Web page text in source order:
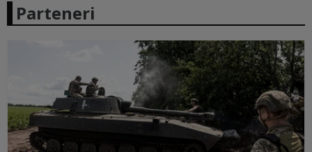
Parteneri